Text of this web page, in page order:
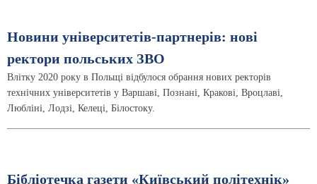
Новини університетів-партнерів: нові
ректори польських ЗВО
Влітку 2020 року в Польщі відбулося обрання нових ректорів
технічних університетів у Варшаві, Познані, Кракові, Вроцлаві,
Любліні, Лодзі, Келеці, Білостоку.
Бібліотечка газети «Київський політехнік»